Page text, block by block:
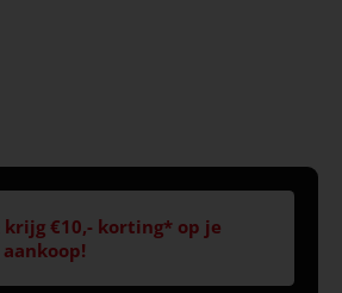
€10,- korting* op je